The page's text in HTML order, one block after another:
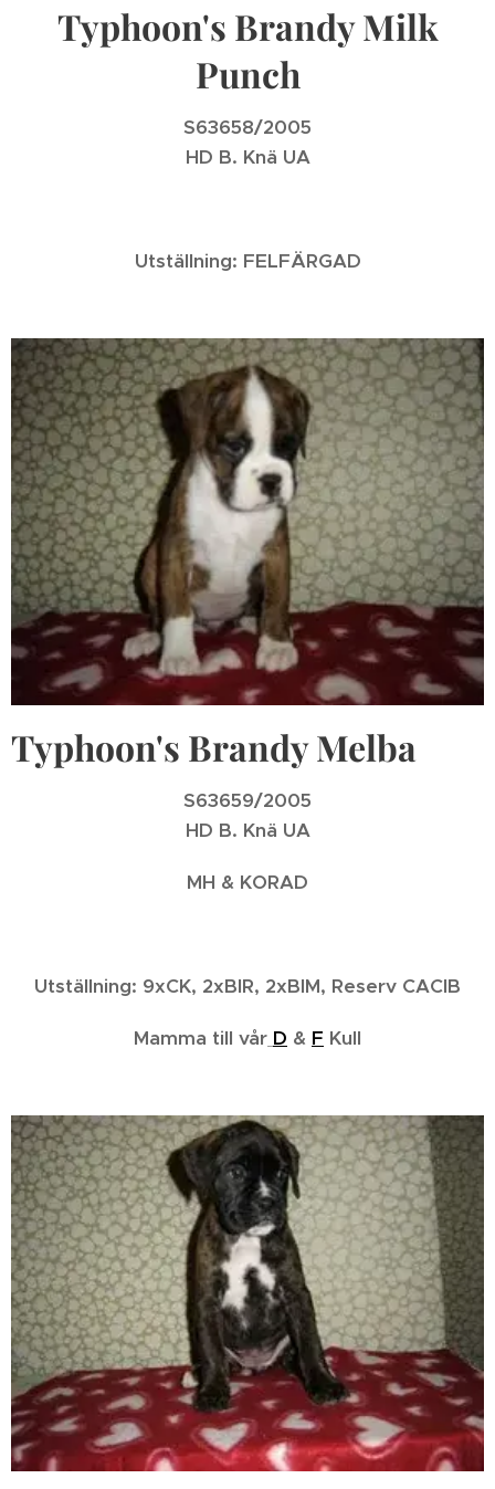
Typhoon's Brandy Milk
Punch
S63658/2005
HD B. Knä UA
Utställning: FELFÄRGAD
Typhoon's Brandy Melba
S63659/2005
HD B. Knä UA
MH & KORAD
Utställning: 9xCK, 2xBIR, 2xBIM, Reserv CACIB
Mamma till vår D & F Kull